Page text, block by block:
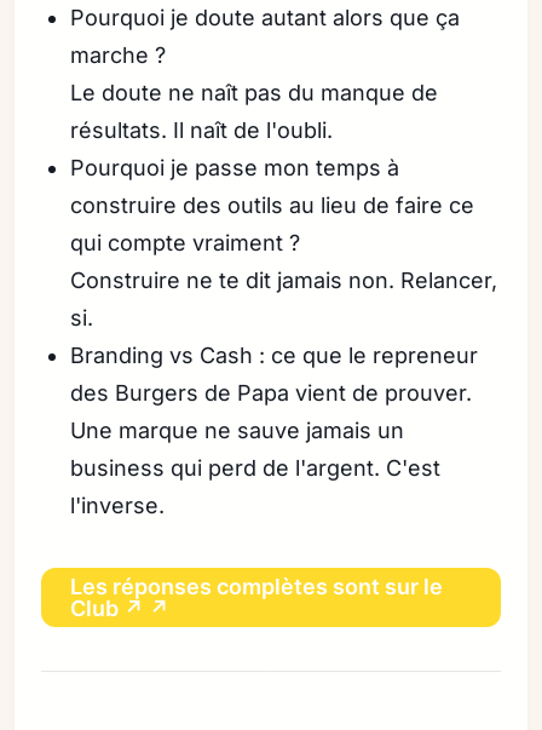
Pourquoi je doute autant alors que ça
marche ?
Le doute ne naît pas du manque de
résultats. Il naît de l'oubli.
Pourquoi je passe mon temps à
construire des outils au lieu de faire ce
qui compte vraiment ?
Construire ne te dit jamais non. Relancer,
si.
Branding vs Cash : ce que le repreneur
des Burgers de Papa vient de prouver.
Une marque ne sauve jamais un
business qui perd de l'argent. C'est
l'inverse.
Les réponses complètes sont sur le
Club ↗ ↗